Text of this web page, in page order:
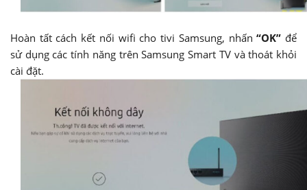
Hoàn tất cách kết nối wifi cho tivi Samsung, nhấn“OK” để
sử dụng các tính năng trên Samsung Smart TV và thoát khỏi
cài đặt.